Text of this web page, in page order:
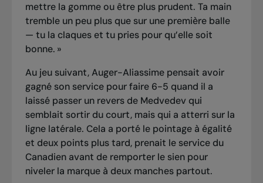
mettre la gomme ou être plus prudent. Ta main
tremble un peu plus que sur une première balle
— tu la claques et tu pries pour qu’elle soit
bonne. »
Au jeu suivant, Auger-Aliassime pensait avoir
gagné son service pour faire 6-5 quand il a
laissé passer un revers de Medvedev qui
semblait sortir du court, mais qui a atterri sur la
ligne latérale. Cela a porté le pointage à égalité
et deux points plus tard, prenait le service du
Canadien avant de remporter le sien pour
niveler la marque à deux manches partout.